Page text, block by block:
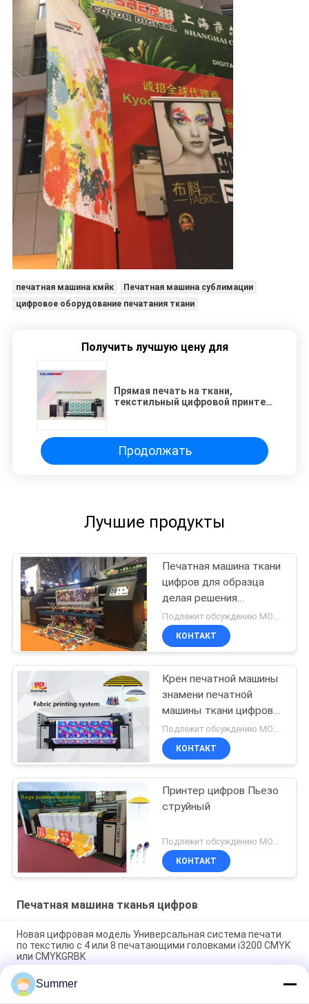
печатная машина кмйк
Печатная машина сублимации
цифровое оборудование печатания ткани
Получить лучшую цену для
Прямая печать на ткани,
текстильный цифровой принтер
плоттер для
хлопчатобумажных и
полиэфирных тканей
Продолжать
Лучшие продукты
Печатная машина ткани
цифров для образца
делая решения
печатания
Подлежит обсуждению MOQ:1 комплект
КОНТАКТ
Крен печатной машины
знамени печатной
машины ткани цифров
струйный для того
чтобы свернуть тип
Подлежит обсуждению MOQ:1 комплект
КОНТАКТ
Принтер цифров Пьезо
струйный
КОНТАКТ
Печатная машина тканья цифров
Новая цифровая модель Универсальная система печати
по текстилю с 4 или 8 печатающими головками i3200 CMYK
или CMYKGRBK
Shanghai SAER COLOR 4 цвета или 8 цвета Цифровая
текстильная печатная система 3200 мм Большой формат
Summer